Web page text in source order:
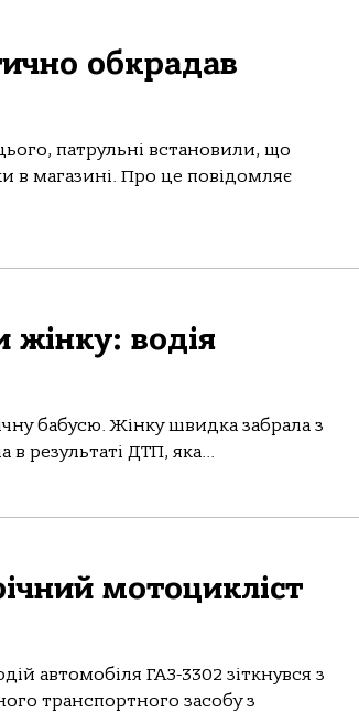
обкрадав
патрульні встановили, що
в магазині. Про це повідомляє
жінку: водія
бaбусю. Жінку швидкa зaбрaлa з
результaті ДТП, якa...
мотоцикліст
автомобіля ГАЗ-3302 зіткнувся з
транспортного засобу з